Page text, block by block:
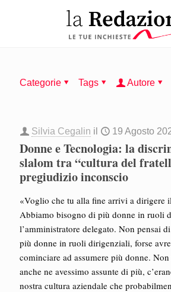
Categorie Tags Autore
Silvia Cegalin il 19 Agosto
Donne e Tecnologia: la
slalom tra “cultura del
pregiudizio inconscio
«Voglio che tu alla fine arrivi a dirigere
Abbiamo bisogno di più donne in ruoli
l’amministratore delegato. Non pensai
più donne in ruoli dirigenziali, forse
cominciare ad assumere più donne.
anche ne avessimo assunte di più,
nostra cultura aziendale che